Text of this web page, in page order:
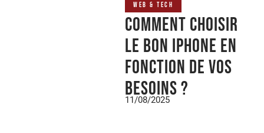
WEB & TECH
Comment choisir
le bon iPhone en
fonction de vos
besoins ?
11/08/2025